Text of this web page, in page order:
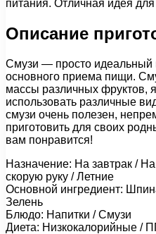
питания. Отличная идея
Описание
Смузи — просто идеальный
основного приема пищи.
массы различных фруктов,
использовать различные
смузи очень полезен,
приготовить для своих
вам понравится!
Назначение: На завтрак /
скорую руку / Летние
Основной ингредиент:
Зелень
Блюдо: Напитки / Смузи
Диета: Низкокалорийные /